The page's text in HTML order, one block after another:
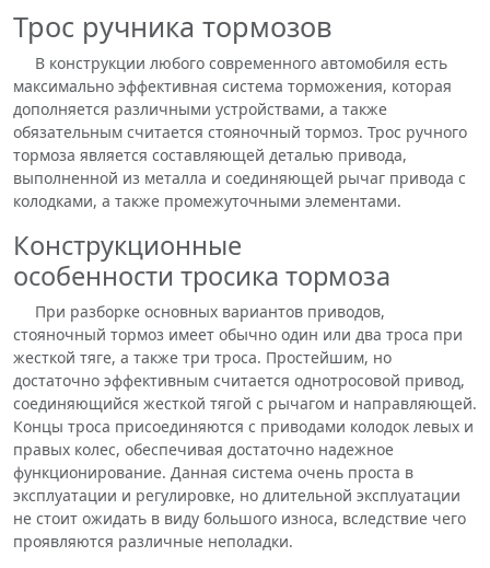
Трос ручника тормозов
В конструкции любого современного автомобиля есть
максимально эффективная система торможения, которая
дополняется различными устройствами, а также
обязательным считается стояночный тормоз. Трос ручного
тормоза является составляющей деталью привода,
выполненной из металла и соединяющей рычаг привода с
колодками, а также промежуточными элементами.
Конструкционные
особенности тросика тормоза
При разборке основных вариантов приводов,
стояночный тормоз имеет обычно один или два троса при
жесткой тяге, а также три троса. Простейшим, но
достаточно эффективным считается однотросовой привод,
соединяющийся жесткой тягой с рычагом и направляющей.
Концы троса присоединяются с приводами колодок левых и
правых колес, обеспечивая достаточно надежное
функционирование. Данная система очень проста в
эксплуатации и регулировке, но длительной эксплуатации
не стоит ожидать в виду большого износа, вследствие чего
проявляются различные неполадки.